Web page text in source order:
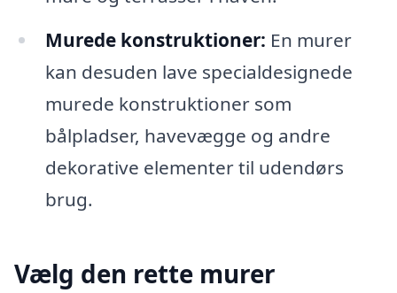
Murede konstruktioner: En murer
kan desuden lave specialdesignede
murede konstruktioner som
bålpladser, havevægge og andre
dekorative elementer til udendørs
brug.
Vælg den rette murer